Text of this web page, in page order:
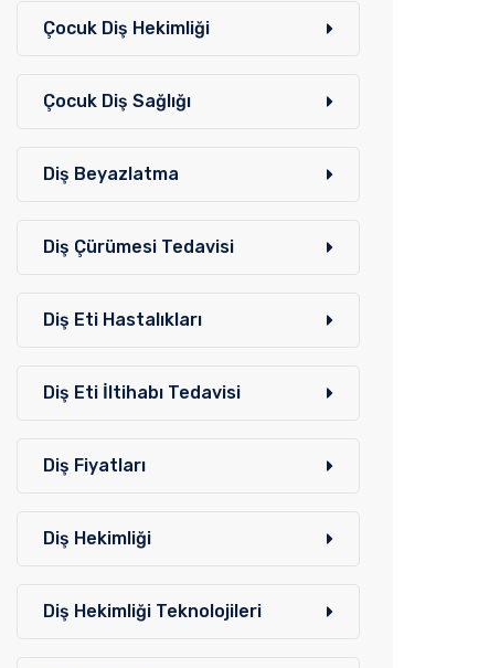
Çocuk Diş Hekimliği
Çocuk Diş Sağlığı
Diş Beyazlatma
Diş Çürümesi Tedavisi
Diş Eti Hastalıkları
Diş Eti İltihabı Tedavisi
Diş Fiyatları
Diş Hekimliği
Diş Hekimliği Teknolojileri